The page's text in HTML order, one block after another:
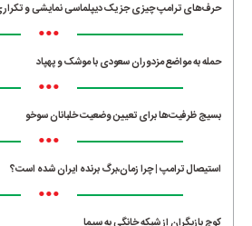
حرف‌های ترامپ چیزی جز یک دیپلماسی نمایشی و
•••
حمله به مواضع مزدوران سعودی با موشک و پهپاد
•••
بسیج ظرفیت‌ها برای تعیین وضعیت خلبانان سوخو
•••
استیصال ترامپ | چرا زمان،برگ برنده ایران شده است؟
•••